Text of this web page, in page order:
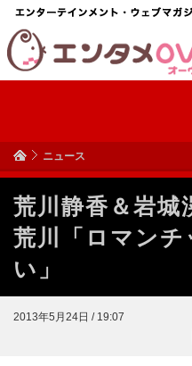
ニュース
荒川静香＆岩
荒川「ロマンチ
い」
2013年5月24日 / 19:07